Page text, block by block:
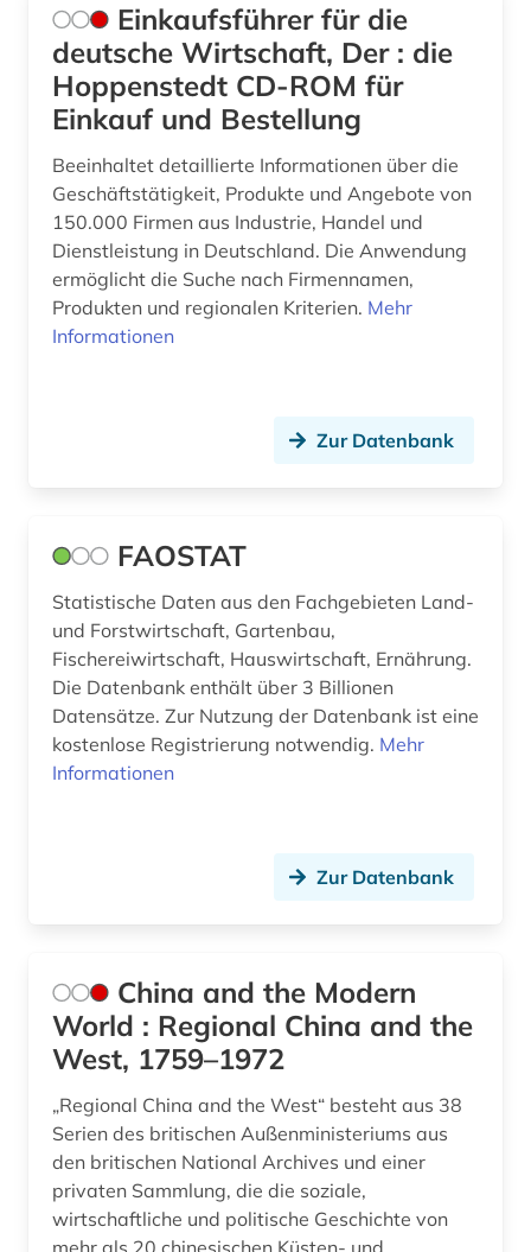
Einkaufsführer für die
deutsche Wirtschaft, Der : die
Hoppenstedt CD-ROM für
Einkauf und Bestellung
Beeinhaltet detaillierte Informationen über die
Geschäftstätigkeit, Produkte und Angebote von
150.000 Firmen aus Industrie, Handel und
Dienstleistung in Deutschland. Die Anwendung
ermöglicht die Suche nach Firmennamen,
Produkten und regionalen Kriterien. Mehr
Informationen
Zur Datenbank
FAOSTAT
Statistische Daten aus den Fachgebieten Land-
und Forstwirtschaft, Gartenbau,
Fischereiwirtschaft, Hauswirtschaft, Ernährung.
Die Datenbank enthält über 3 Billionen
Datensätze. Zur Nutzung der Datenbank ist eine
kostenlose Registrierung notwendig. Mehr
Informationen
Zur Datenbank
China and the Modern
World : Regional China and the
West, 1759–1972
„Regional China and the West“ besteht aus 38
Serien des britischen Außenministeriums aus
den britischen National Archives und einer
privaten Sammlung, die die soziale,
wirtschaftliche und politische Geschichte von